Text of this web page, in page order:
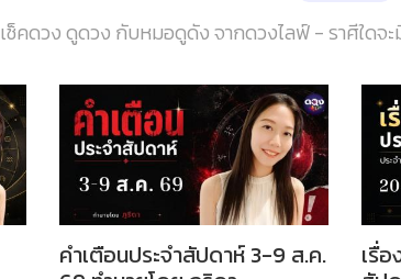
เช็คดวง ดูดวง กับหมอดูดัง จากดวงไลฟ์ - ราศีใดจ
คำเตือนประจำสัปดาห์ 3-9 ส.ค.
เรื่